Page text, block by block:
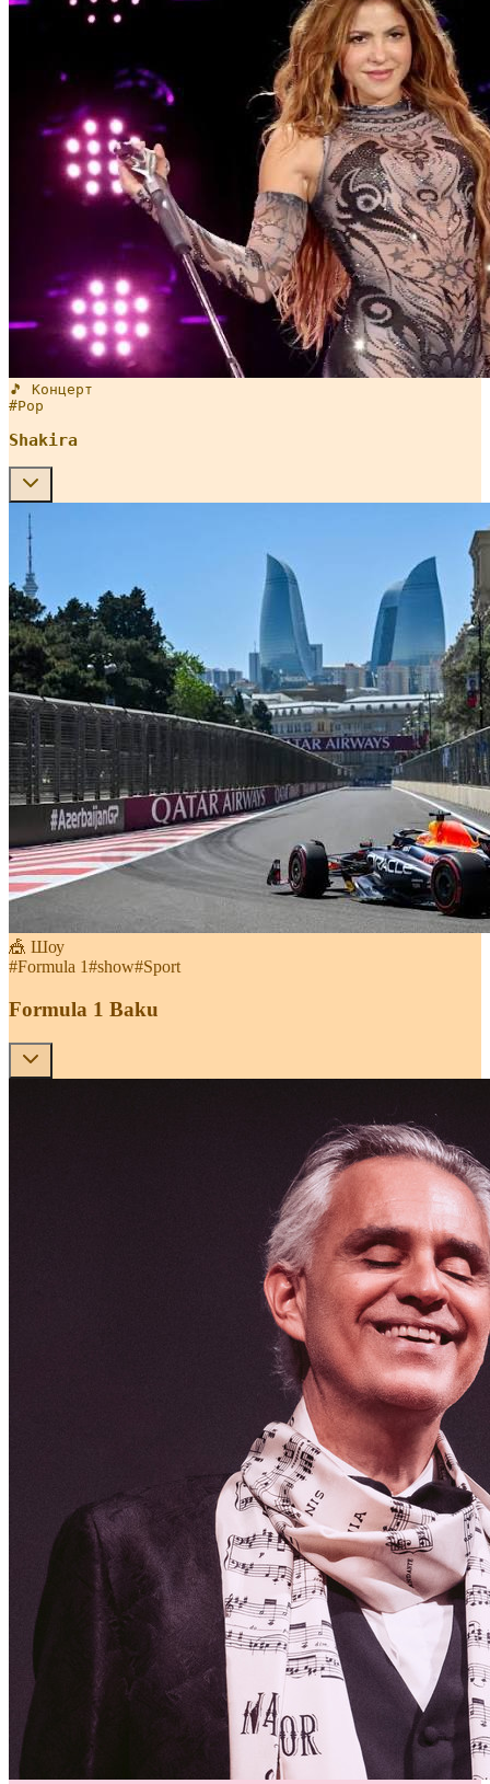
🎵 Концерт
#Pop
Shakira
🎪 Шоу
#Formula 1#show#Sport
Formula 1 Baku